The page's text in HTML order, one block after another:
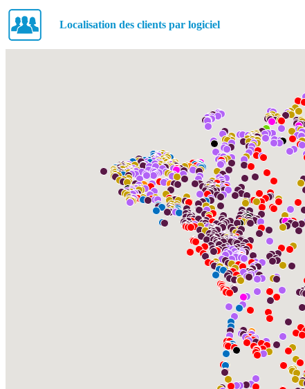
Localisation des clients par logiciel